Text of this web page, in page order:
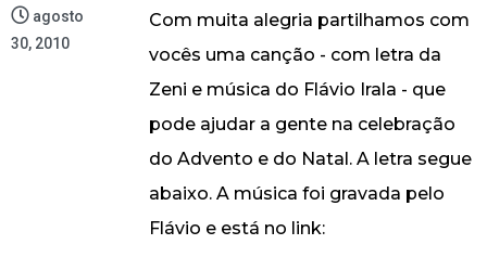
agosto
30, 2010
Com muita alegria partilhamos com
vocês uma canção - com letra da
Zeni e música do Flávio Irala - que
pode ajudar a gente na celebração
do Advento e do Natal. A letra segue
abaixo. A música foi gravada pelo
Flávio e está no link: